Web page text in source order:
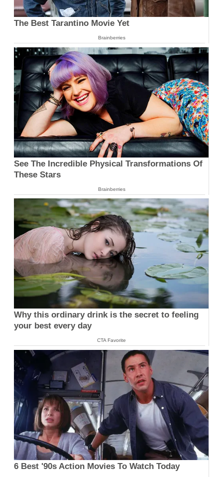
The Best Tarantino Movie Yet
Brainberries
See The Incredible Physical Transformations Of
These Stars
Brainberries
Why this ordinary drink is the secret to feeling
your best every day
CTA Favorite
6 Best '90s Action Movies To Watch Today